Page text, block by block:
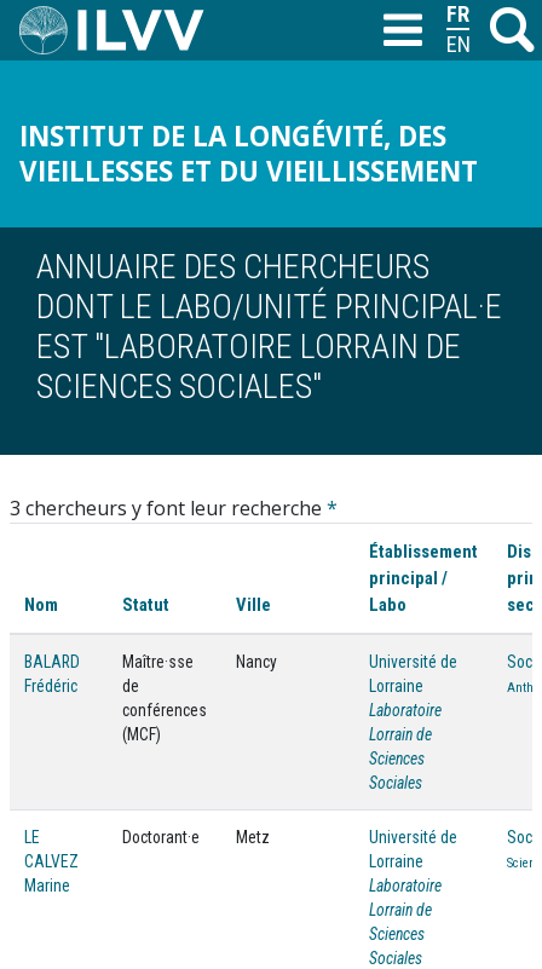
Aller
au
M
INSTITUT DE LA LONGÉVITÉ, DES
VIEILLESSES ET DU VIEILLISSEMENT
T
ANNUAIRE DES CHERCHEURS
DONT LE LABO/UNITÉ PRINCIPAL·E
EST "LABORATOIRE LORRAIN DE
SCIENCES SOCIALES"
3 chercheurs y font leur recherche *
Nom Statut Ville
Établissement
principal /
Labo
BALARD
Frédéric
Maître·sse
de
conférences
(MCF)
Nancy
Université de
Lorraine
Laboratoire
Lorrain de
Sciences
Sociales
LE
CALVEZ
Marine
Doctorant·e Metz
Université de
Lorraine
Laboratoire
Lorrain de
Sciences
Sociales
FRANÇAIS
ENGLISH